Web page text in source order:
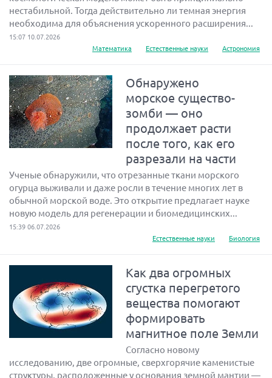
нестабильной. Тогда действительно ли темная энергия
необходима для объяснения ускоренного расширения...
15:07 10.07.2026
Математика
Естественные науки Астрономия
Обнаружено
морское существо-
зомби — оно
продолжает расти
после того, как его
разрезали на части
Ученые обнаружили, что отрезанные ткани морского
огурца выживали и даже росли в течение многих лет в
обычной морской воде. Это открытие предлагает науке
новую модель для регенерации и биомедицинских...
15:39 06.07.2026
Естественные науки
Биология
Как два огромных
сгустка перегретого
вещества помогают
формировать
магнитное поле Земли
Согласно новому
исследованию, две огромные, сверхгорячие каменистые
структуры, расположенные у основания земной мантии —